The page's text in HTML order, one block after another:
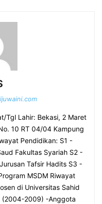
Tgl Lahir: Bekasi, 2 Maret
10 RT 04/04 Kampung
Pendidikan: S1 -
Fakultas Syariah S2 -
Tafsir Hadits S3 -
MSDM Riwayat
di Universitas Sahid
(2004-2009) -Anggota